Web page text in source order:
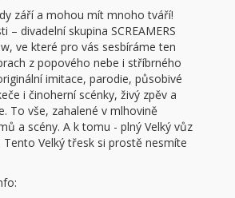
září a mohou mít mnoho tváří!
– divadelní skupina SCREAMERS
ve které pro vás sesbíráme ten
z popového nebe i stříbrného
imitace, parodie, působivé
i činoherní scénky, živý zpěv a
To vše, zahalené v mlhovině
a scény. A k tomu - plný Velký vůz
Tento Velký třesk si prostě nesmíte